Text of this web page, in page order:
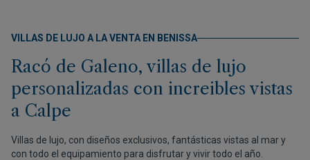
VILLAS DE LUJO A LA VENTA EN BENISSA
Racó de Galeno, villas de lujo
personalizadas con increibles vistas
a Calpe
Villas de lujo, con diseños exclusivos, fantásticas vistas al mar y
con todo el equipamiento para disfrutar y vivir todo el año.